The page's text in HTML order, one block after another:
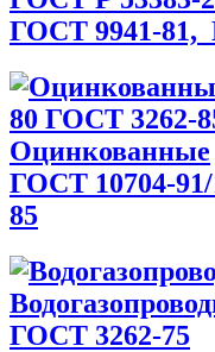
ГОСТ 9941-81,
Оцинкованные
ГОСТ 10704-91/
85
ГОСТ 3262-75